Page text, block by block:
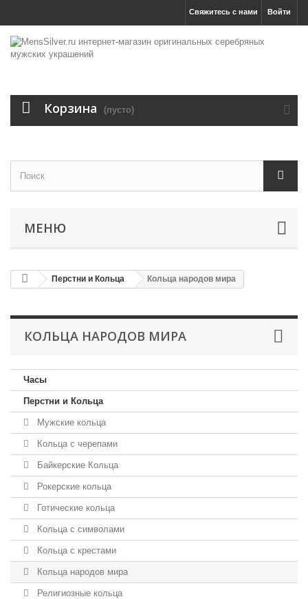
Войти
Свяжитесь с нами
Корзина (пусто)
МЕНЮ
Перстни и Кольца Кольца народов мира
КОЛЬЦА НАРОДОВ МИРА
Часы
Перстни и Кольца
Мужские кольца
Кольца с черепами
Байкерские Кольца
Рокерские кольца
Готические кольца
Кольца с символами
Кольца с крестами
Кольца народов мира
Религиозные кольца